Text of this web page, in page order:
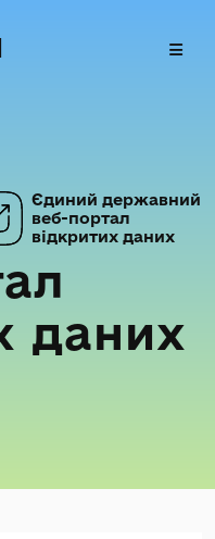
Єдиний державний
веб-портал
відкритих даних
даних